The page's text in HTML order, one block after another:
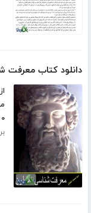
دانلود کتاب معرفت
۰ صفحه